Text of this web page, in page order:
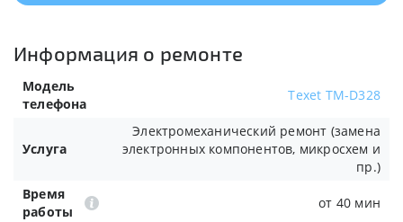
Информация о ремонте
Модель
телефона
Texet TM-D328
Услуга
Электромеханический ремонт (замена
электронных компонентов, микросхем и
пр.)
Время
работы
от 40 мин